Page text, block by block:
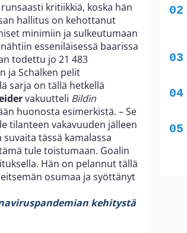
kritiikkiä, koska hän
hallitus on kehottanut
minimiin ja sulkeutumaan
esseniläisessä baarissa
todettu jo 21 483
ja Schalken pelit
sarja on tällä hetkellä
vakuutteli Bildin
huonosta esimerkistä. – Se
tilanteen vakavuuden jälleen
tässä kamalassa
tule toistumaan. Goalin
Hän on pelannut tällä
osumaa ja syöttänyt
kehitystä